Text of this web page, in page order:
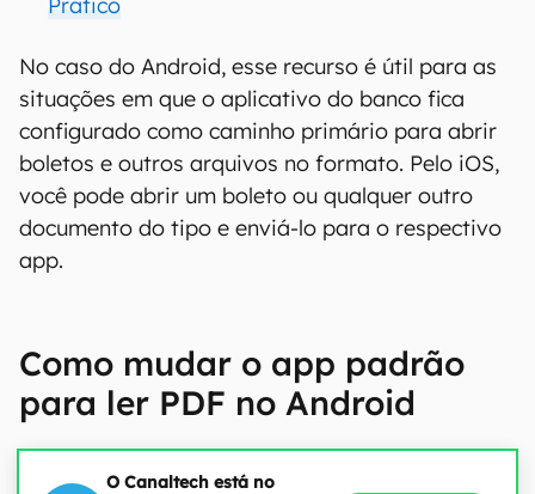
No caso do Android, esse recurso é útil para as
situações em que o aplicativo do banco fica
configurado como caminho primário para abrir
boletos e outros arquivos no formato. Pelo iOS,
você pode abrir um boleto ou qualquer outro
documento do tipo e enviá-lo para o respectivo
app.
Como mudar o app padrão
para ler PDF no Android
O Canaltech está no